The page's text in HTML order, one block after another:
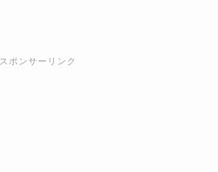
スポンサーリンク